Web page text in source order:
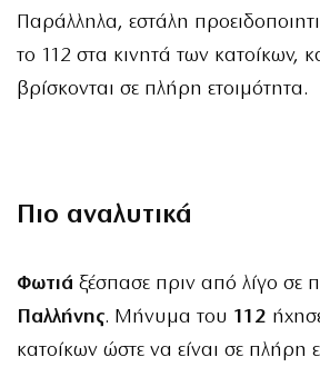
Παράλληλα, εστάλη
το 112 στα κινητά των κατοίκων,
βρίσκονται σε πλήρη ετοιμότητα.
Πιο αναλυτικά
Φωτιά ξέσπασε πριν από λίγο σε
Παλλήνης. Μήνυμα του 112
κατοίκων ώστε να είναι σε πλήρη